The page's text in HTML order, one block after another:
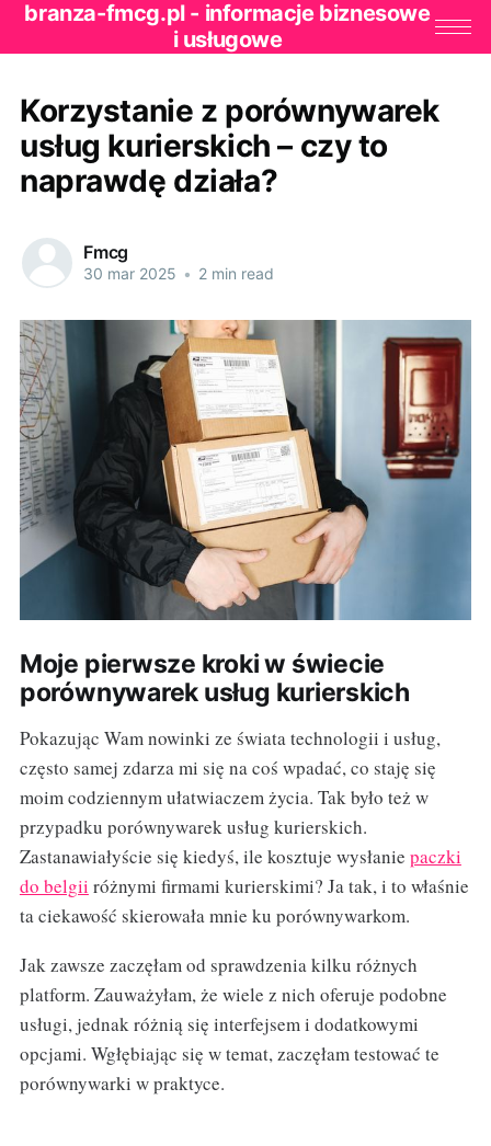
branza-fmcg.pl - informacje biznesowe
i usługowe
Korzystanie z porównywarek
usług kurierskich – czy to
naprawdę działa?
Fmcg
30 mar 2025 • 2 min read
Moje pierwsze kroki w świecie
porównywarek usług kurierskich
Pokazując Wam nowinki ze świata technologii i usług,
często samej zdarza mi się na coś wpadać, co staję się
moim codziennym ułatwiaczem życia. Tak było też w
przypadku porównywarek usług kurierskich.
Zastanawiałyście się kiedyś, ile kosztuje wysłanie paczki
do belgii różnymi firmami kurierskimi? Ja tak, i to właśnie
ta ciekawość skierowała mnie ku porównywarkom.
Jak zawsze zaczęłam od sprawdzenia kilku różnych
platform. Zauważyłam, że wiele z nich oferuje podobne
usługi, jednak różnią się interfejsem i dodatkowymi
opcjami. Wgłębiając się w temat, zaczęłam testować te
porównywarki w praktyce.